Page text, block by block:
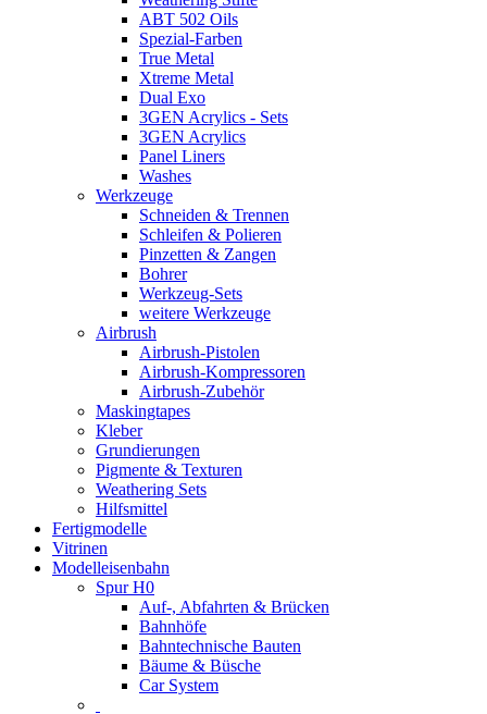
ABT 502 Oils
Spezial-Farben
True Metal
Xtreme Metal
Dual Exo
3GEN Acrylics - Sets
3GEN Acrylics
Panel Liners
Washes
Werkzeuge
Schneiden & Trennen
Schleifen & Polieren
Pinzetten & Zangen
Bohrer
Werkzeug-Sets
weitere Werkzeuge
Airbrush
Airbrush-Pistolen
Airbrush-Kompressoren
Airbrush-Zubehör
Maskingtapes
Kleber
Grundierungen
Pigmente & Texturen
Weathering Sets
Hilfsmittel
Fertigmodelle
Vitrinen
Modelleisenbahn
Spur H0
Auf-, Abfahrten & Brücken
Bahnhöfe
Bahntechnische Bauten
Bäume & Büsche
Car System